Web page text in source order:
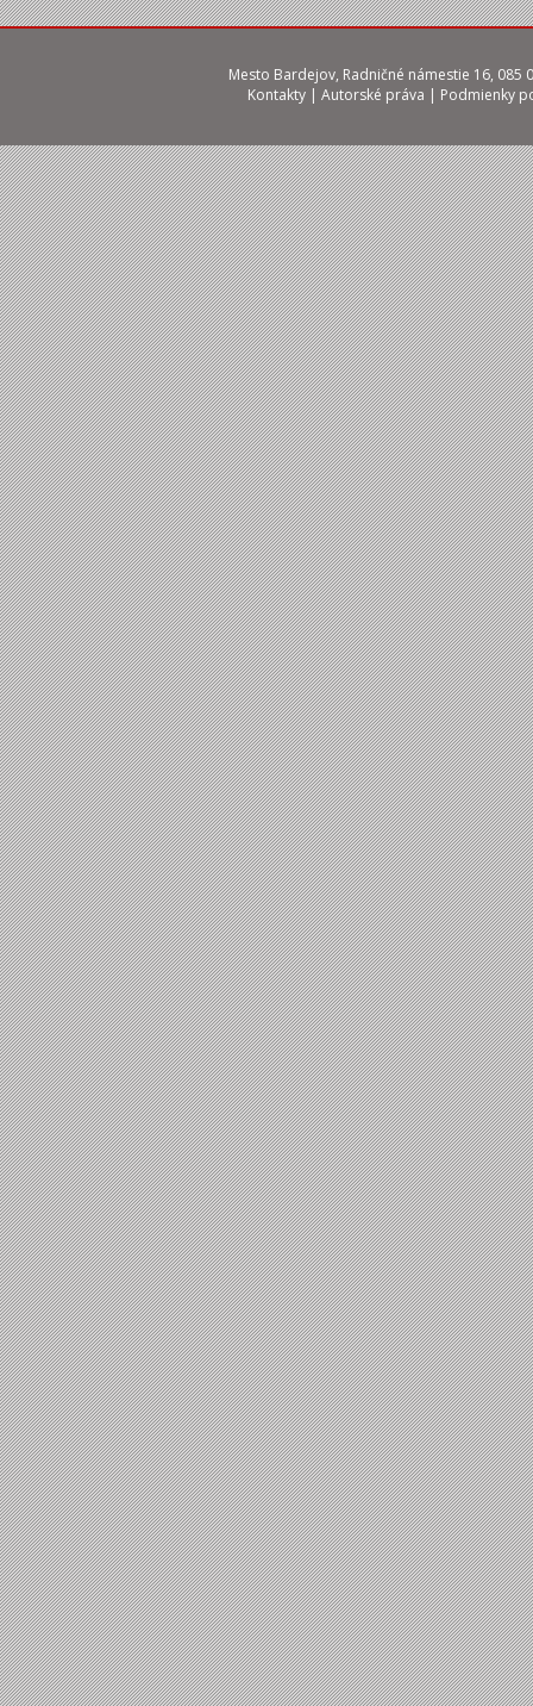
Mesto Bardejov, Radničné námestie 16, 085
Kontakty | Autorské práva | Podmienky